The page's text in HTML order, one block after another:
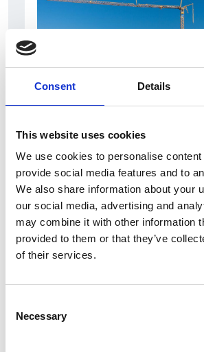
Consent Details
This website uses cookies
We use cookies to personalise
provide social media features and to
We also share information about your
our social media, advertising and
may combine it with other information
provided to them or that they’ve
of their services.
Selection
Necessary
7 Agosto 2026
Nel primo semestre è aumentata
costruzione di nuove abitazioni
Repubblica Ceca